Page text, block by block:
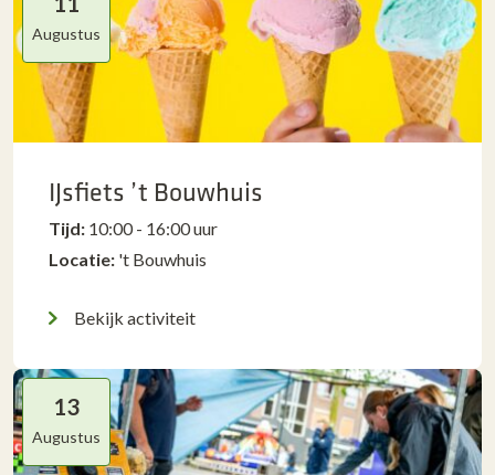
Augustus
IJsfiets ’t Bouwhuis
Tijd: 10:00 - 16:00 uur
Locatie: 't Bouwhuis
Bekijk activiteit
13
Augustus